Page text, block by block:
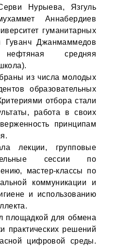
Нурыева, Язгуль
Аннабердиев
гуманитарных
Гуванч Джанмаммедов
нефтяная средняя
из числа молодых
образовательных
отбора стали
работа в своих
принципам
лекции, групповые
сессии по
мастер-классы по
коммуникации и
и использованию
площадкой для обмена
практических решений
цифровой среды.